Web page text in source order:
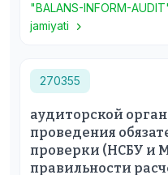
"BALANS-INFORM-
jamiyati
270355
аудиторской
проведения
проверки (НСБУ и
правильности